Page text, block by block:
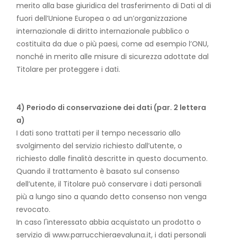
merito alla base giuridica del trasferimento di Dati al di
fuori dell’Unione Europea o ad un’organizzazione
internazionale di diritto internazionale pubblico o
costituita da due o più paesi, come ad esempio l’ONU,
nonché in merito alle misure di sicurezza adottate dal
Titolare per proteggere i dati.
4) Periodo di conservazione dei dati (par. 2 lettera
a)
I dati sono trattati per il tempo necessario allo
svolgimento del servizio richiesto dall’utente, o
richiesto dalle finalità descritte in questo documento.
Quando il trattamento è basato sul consenso
dell’utente, il Titolare può conservare i dati personali
più a lungo sino a quando detto consenso non venga
revocato.
In caso l'interessato abbia acquistato un prodotto o
servizio di www.parrucchieraevaluna.it, i dati personali